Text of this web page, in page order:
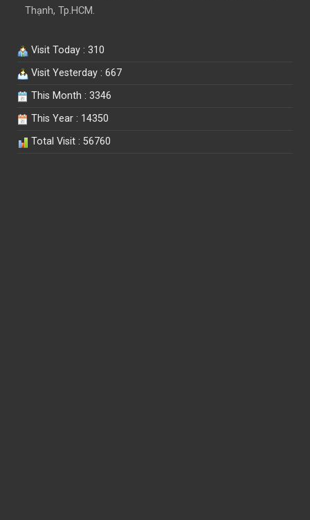
Thạnh, Tp.HCM.
Visit Today : 310
Visit Yesterday : 667
This Month : 3346
This Year : 14350
Total Visit : 56760